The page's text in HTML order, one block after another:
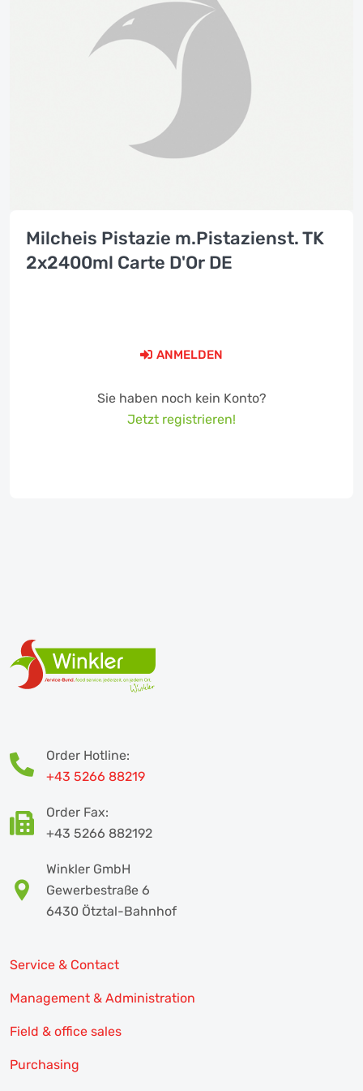
Milcheis Pistazie m.Pistazienst. TK
2x2400ml Carte D'Or DE
ANMELDEN
Sie haben noch kein Konto?
Jetzt registrieren!
Order Hotline:
+43 5266 88219
Order Fax:
+43 5266 882192
Winkler GmbH
Gewerbestraße 6
6430 Ötztal-Bahnhof
Service & Contact
Management & Administration
Field & office sales
Purchasing